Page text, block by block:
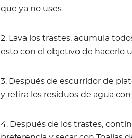
que ya no uses.
2. Lava los trastes, acumula
esto con el objetivo de hacerlo
3. Después de escurridor de
y retira los residuos de agua
4. Después de los trastes,